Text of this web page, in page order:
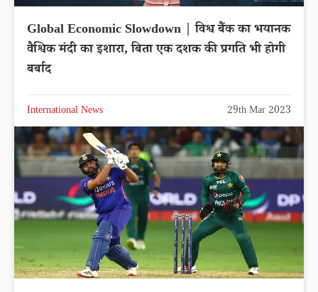
Global Economic Slowdown | विश्व बैंक का भयानक
वैश्विक मंदी का इशारा, बिता एक दशक की प्रगति भी होगी
बर्बाद
International News 29th Mar 2023